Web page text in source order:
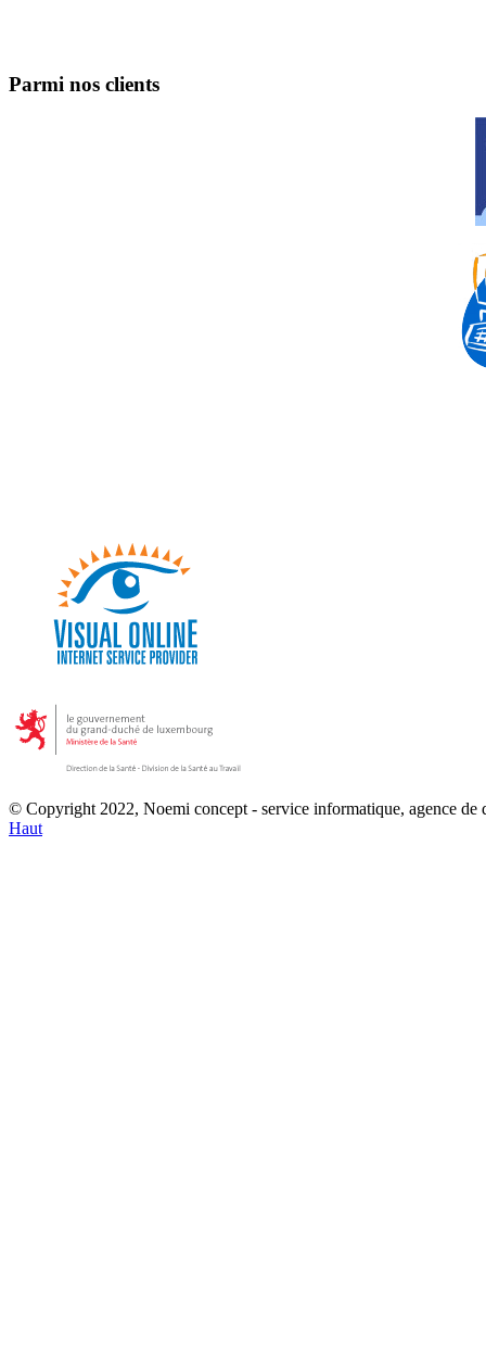
Parmi nos clients
© Copyright 2022, Noemi concept - service informatique, agence
Haut